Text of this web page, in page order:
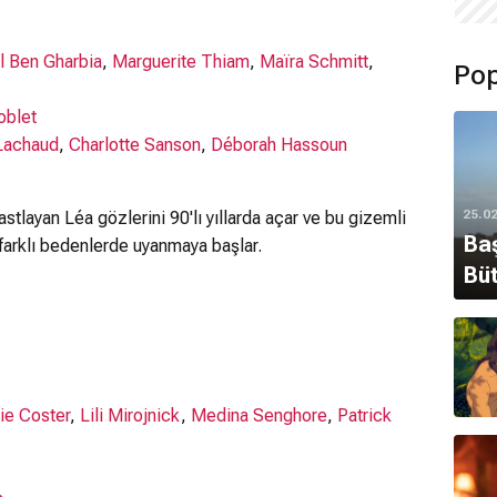
Ben Gharbia, Marguerite Thiam, Maïra Schmitt,
, Charlotte Sanson, Déborah Hassoun
Léa gözlerini 90'lı yıllarda açar ve bu gizemli
bedenlerde uyanmaya başlar.
Coster, Lili Mirojnick, Medina Senghore, Patrick